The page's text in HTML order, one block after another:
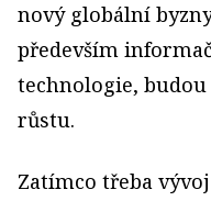
nový globální
především
technologie,
růstu.
Zatímco třeba